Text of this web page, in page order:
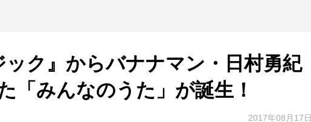
ック』からバナナマン・日村勇紀
「みんなのうた」が誕生！
2017年08月17日